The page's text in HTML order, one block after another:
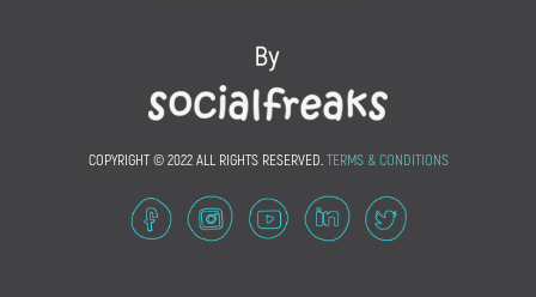
COPYRIGHT © 2022 ALL RIGHTS RESERVED.TERMS & CONDITIONS